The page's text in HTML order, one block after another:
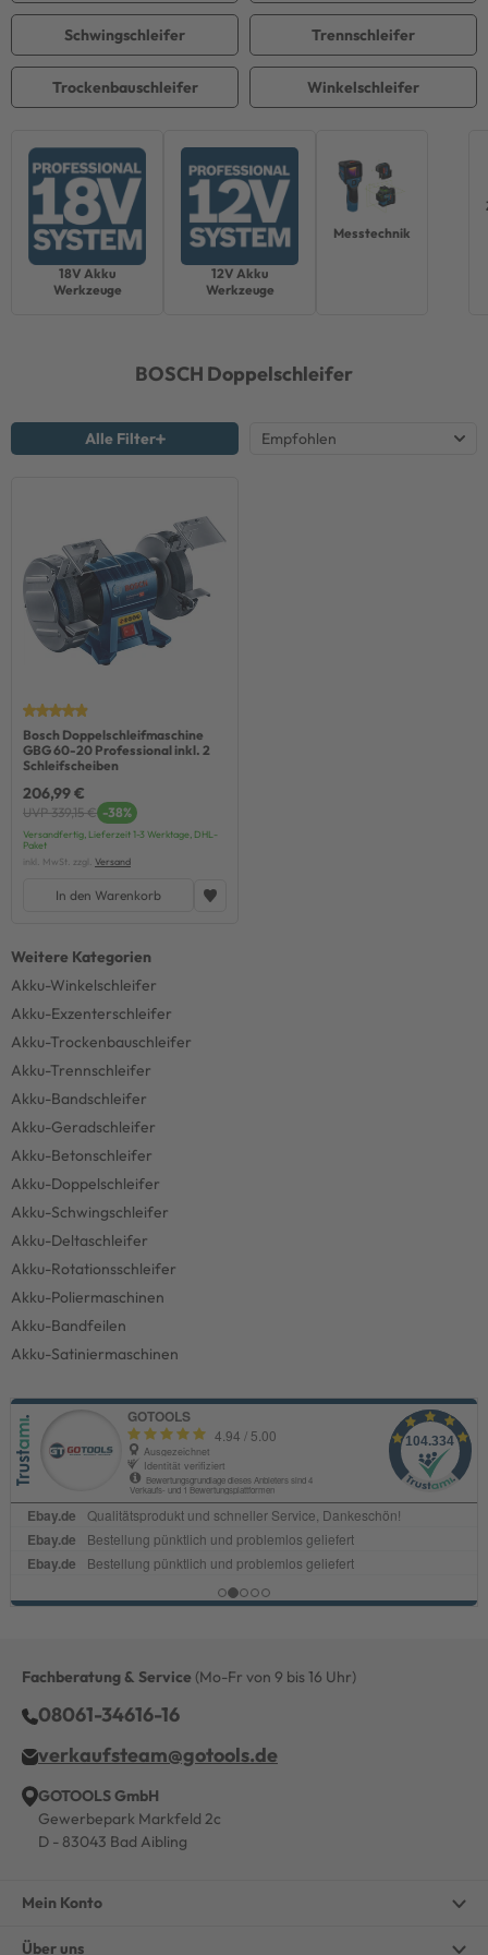
Winkelschleifer
Trockenbauschleifer
Trennschleifer
Schwingschleifer
18V Akku
Werkzeuge
12V Akku
Werkzeuge
Messtechnik
BOSCH Doppelschleifer
Alle Filter
Bosch Doppelschleifmaschine
GBG 60-20 Professional inkl. 2
Schleifscheiben
206,99 €
UVP 339,15 € -38%
Versandfertig, Lieferzeit 1-3 Werktage, DHL-
Paket
inkl. MwSt. zzgl. Versand
In den Warenkorb
Akku-Winkelschleifer
Akku-Exzenterschleifer
Akku-Trockenbauschleifer
Akku-Trennschleifer
Akku-Bandschleifer
Akku-Geradschleifer
Akku-Betonschleifer
Akku-Doppelschleifer
Akku-Schwingschleifer
Akku-Deltaschleifer
Akku-Rotationsschleifer
Akku-Poliermaschinen
Akku-Bandfeilen
Akku-Satiniermaschinen
Fachberatung & Service (Mo-Fr von 9 bis 16 Uhr)
08061-34616-16
verkaufsteam@gotools.de
GOTOOLS GmbH
Gewerbepark Markfeld 2c
D - 83043 Bad Aibling
Mein Konto
Über uns